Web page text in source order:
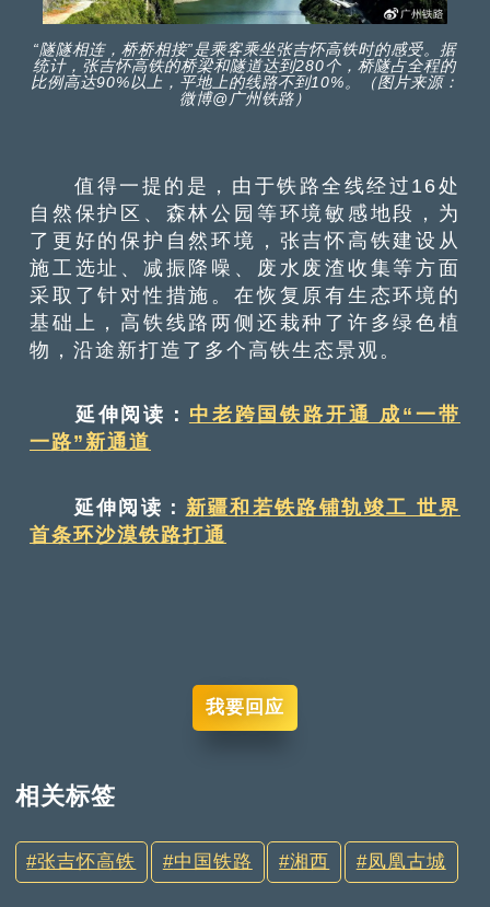
“隧隧相连，桥桥相接”是乘客乘坐张吉怀高铁时的感受。据
统计，张吉怀高铁的桥梁和隧道达到280个，桥隧占全程的
比例高达90%以上，平地上的线路不到10%。（图片来源：
微博@广州铁路）
值得一提的是，由于铁路全线经过16处
自然保护区、森林公园等环境敏感地段，为
了更好的保护自然环境，张吉怀高铁建设从
施工选址、减振降噪、废水废渣收集等方面
采取了针对性措施。在恢复原有生态环境的
基础上，高铁线路两侧还栽种了许多绿色植
物，沿途新打造了多个高铁生态景观。
延伸阅读： 中老跨国铁路开通 成“一带
一路”新通道
延伸阅读： 新疆和若铁路铺轨竣工 世界
首条环沙漠铁路打通
我要回应
相关标签
张吉怀高铁 中国铁路 湘西 凤凰古城